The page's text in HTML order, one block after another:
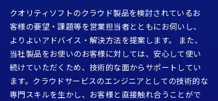
クオリティソフトのクラウド製品を検討されているお
客様の要望・課題等を営業担当者とともにお伺いし、
よりよいアドバイス・解決方法を提案します。 また、
当社製品をお使いのお客様に対しては、安心して使い
続けていただくため、技術的な面からサポートしてい
ます。クラウドサービスのエンジニアとしての技術的な
専門スキルを生かし、お客様と直接触れ合うことがで